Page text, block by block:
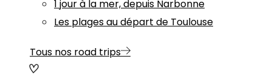
1 jour à la mer, depuis Narbonne
Les plages au départ de Toulouse
Tous nos road trips